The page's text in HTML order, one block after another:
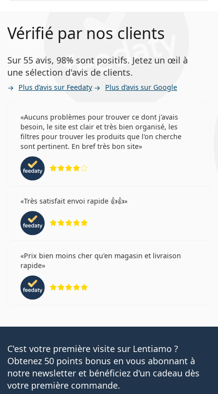
Vérifié par nos clients
Sur 55 avis, 98% sont positifs. Jetez un œil à
une sélection d'avis de clients.
Plus d’avis sur Feedaty Plus d’avis sur Google
Aucuns problèmes pour trouver ce dont j'avais
besoin, le site est clair et très bien organisé, les
filtres pour trouver les produits que l'on cherche
sont pertinent. En bref très bon site
Très satisfait envoi rapide 👍👍
Prix bien moins cher qu'en magasin et livraison
rapide
C'est votre première visite sur Lentiamo ?
Obtenez 50 points bonus en vous abonnant à
notre newsletter et bénéficiez d'un cadeau dès
votre première commande.